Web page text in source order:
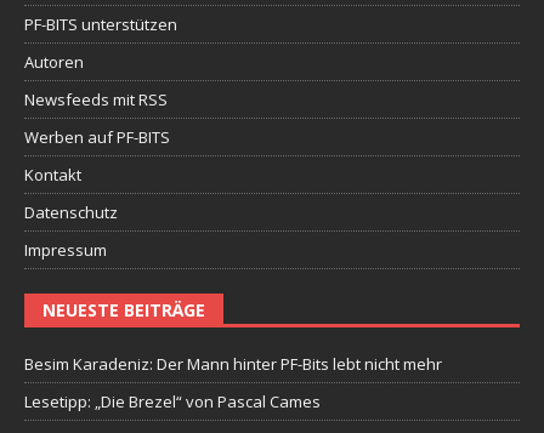
PF-BITS unterstützen
Autoren
Newsfeeds mit RSS
Werben auf PF-BITS
Kontakt
Datenschutz
Impressum
NEUESTE BEITRÄGE
Besim Karadeniz: Der Mann hinter PF-Bits lebt nicht mehr
Lesetipp: „Die Brezel“ von Pascal Cames